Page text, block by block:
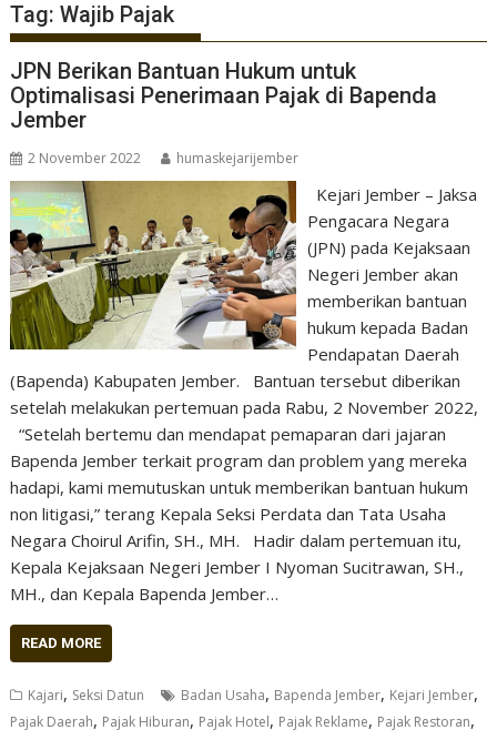
Tag:Wajib Pajak
JPN Berikan Bantuan Hukum untuk
Optimalisasi Penerimaan Pajak di Bapenda
Jember
2 November 2022 humaskejarijember
Kejari Jember – Jaksa
Pengacara Negara
(JPN) pada Kejaksaan
Negeri Jember akan
memberikan bantuan
hukum kepada Badan
Pendapatan Daerah
(Bapenda) Kabupaten Jember. Bantuan tersebut diberikan
setelah melakukan pertemuan pada Rabu, 2 November 2022,
“Setelah bertemu dan mendapat pemaparan dari jajaran
Bapenda Jember terkait program dan problem yang mereka
hadapi, kami memutuskan untuk memberikan bantuan hukum
non litigasi,” terang Kepala Seksi Perdata dan Tata Usaha
Negara Choirul Arifin, SH., MH. Hadir dalam pertemuan itu,
Kepala Kejaksaan Negeri Jember I Nyoman Sucitrawan, SH.,
MH., dan Kepala Bapenda Jember…
READ MORE
Kajari, Seksi Datun Badan Usaha, Bapenda Jember, Kejari Jember,
Pajak Daerah, Pajak Hiburan, Pajak Hotel, Pajak Reklame, Pajak Restoran,